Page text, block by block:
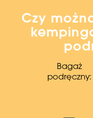
Czy
Bagaż
podręczny: